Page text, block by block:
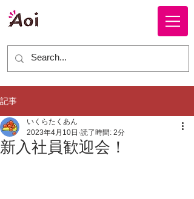
記事
新入社員歓迎会！
いくらたくあん
2023年4月10日 読了時間: 2分